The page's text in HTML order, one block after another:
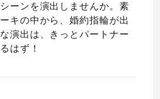
ーンを演出しませんか。素
キの中から、婚約指輪が出
演出は、きっとパートナー
はず！